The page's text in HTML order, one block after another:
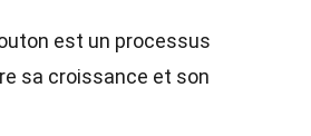
est un processus
sa croissance et son